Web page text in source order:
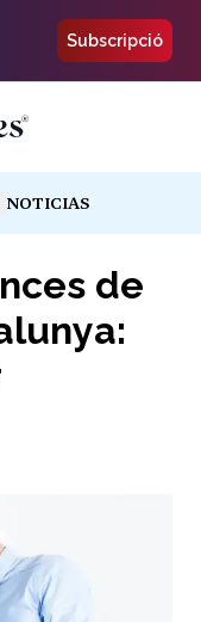
Subscripció
NOTICIAS
de